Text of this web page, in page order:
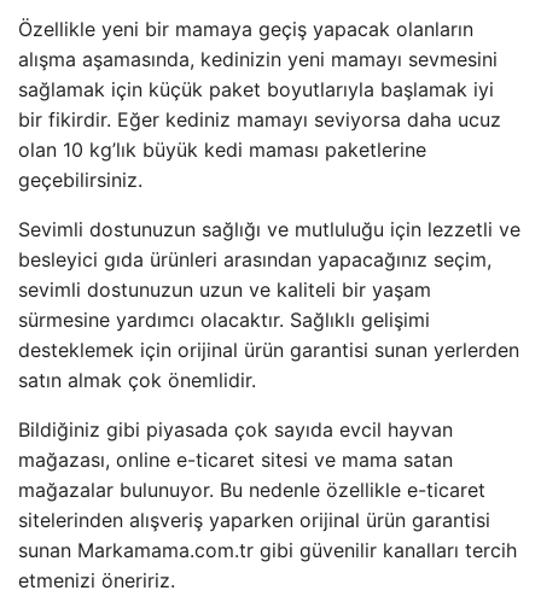
Özellikle yeni bir mamaya geçiş yapacak olanların
alışma aşamasında, kedinizin yeni mamayı sevmesini
sağlamak için küçük paket boyutlarıyla başlamak iyi
bir fikirdir. Eğer kediniz mamayı seviyorsa daha ucuz
olan 10 kg’lık büyük kedi maması paketlerine
geçebilirsiniz.
Sevimli dostunuzun sağlığı ve mutluluğu için lezzetli ve
besleyici gıda ürünleri arasından yapacağınız seçim,
sevimli dostunuzun uzun ve kaliteli bir yaşam
sürmesine yardımcı olacaktır. Sağlıklı gelişimi
desteklemek için orijinal ürün garantisi sunan yerlerden
satın almak çok önemlidir.
Bildiğiniz gibi piyasada çok sayıda evcil hayvan
mağazası, online e-ticaret sitesi ve mama satan
mağazalar bulunuyor. Bu nedenle özellikle e-ticaret
sitelerinden alışveriş yaparken orijinal ürün garantisi
sunan Markamama.com.tr gibi güvenilir kanalları tercih
etmenizi öneririz.